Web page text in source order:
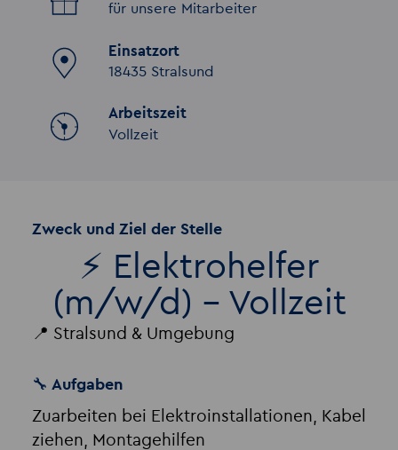
für unsere Mitarbeiter
Einsatzort
18435 Stralsund
Arbeitszeit
Vollzeit
Zweck und Ziel der Stelle
⚡ Elektrohelfer
(m/w/d) – Vollzeit
📍 Stralsund & Umgebung
🔧 Aufgaben
Zuarbeiten bei Elektroinstallationen, Kabel
ziehen, Montagehilfen